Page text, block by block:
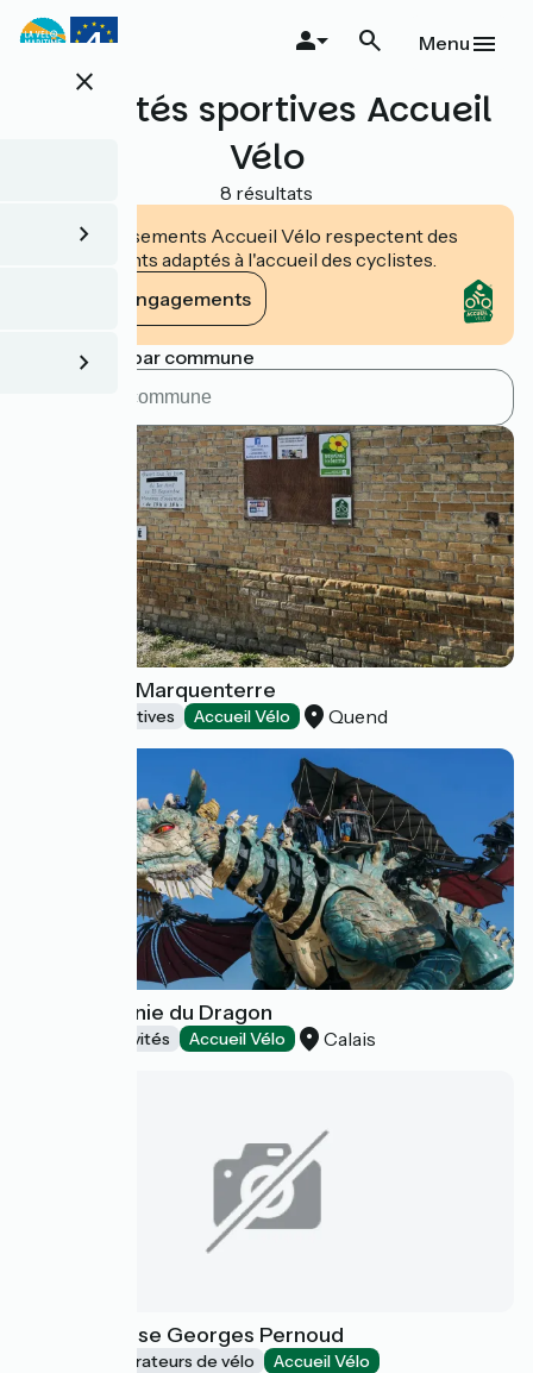
Aller
au
principalclose
Menu
Activités sportives Accueil
Vélo
8 résultats
Les établissements Accueil Vélo respectent des
engagements adaptés à l'accueil des cyclistes.
Voir les engagements
Rechercher par commune
Asinerie du Marquenterre
Activités sportives Accueil Vélo Quend
La Compagnie du Dragon
Loisirs et activités Accueil Vélo Calais
Base de glisse Georges Pernoud
Loueurs/réparateurs de vélo Accueil Vélo